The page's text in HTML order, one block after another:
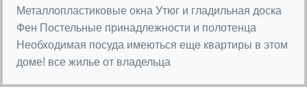
Металлопластиковые окна Утюг и гладильная доска
Фен Постельные принадлежности и полотенца
Необходимая посуда имеються еще квартиры в этом
доме! все жилье от владельца